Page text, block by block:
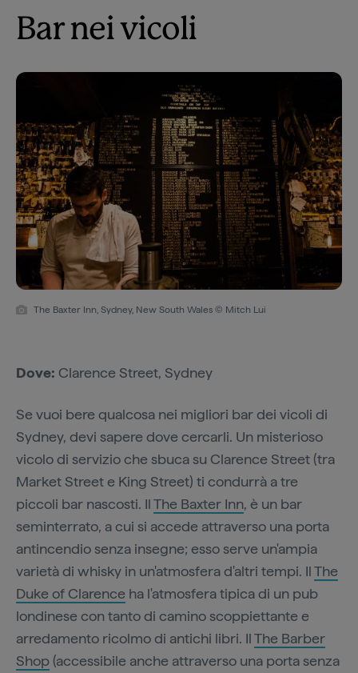
Bar nei vicoli
The Baxter Inn, Sydney, New South Wales © Mitch Lui
Dove: Clarence Street, Sydney
Se vuoi bere qualcosa nei migliori bar dei vicoli di
Sydney, devi sapere dove cercarli. Un misterioso
vicolo di servizio che sbuca su Clarence Street (tra
Market Street e King Street) ti condurrà a tre
piccoli bar nascosti. IlThe Baxter Inn, è un bar
seminterrato, a cui si accede attraverso una porta
antincendio senza insegne; esso serve un'ampia
varietà di whisky in un'atmosfera d'altri tempi. IlThe
Duke of Clarence ha l'atmosfera tipica di un pub
londinese con tanto di camino scoppiettante e
arredamento ricolmo di antichi libri. IlThe Barber
Shop (accessibile anche attraverso una porta senza